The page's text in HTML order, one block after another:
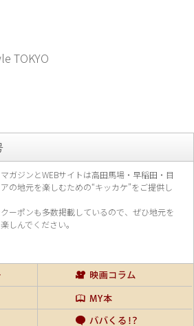
TOKYO
ガジンとWEBサイトは高田馬場・早稲田・目
の地元を楽しむための“キッカケ”をご提供し
ーポンも多数掲載しているので、 ぜひ地元を
しんでください。